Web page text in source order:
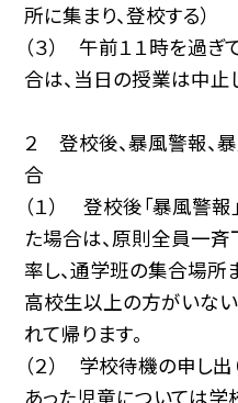
所に集まり、登校する）
（３） 午前１１時を過
合は、当日の授業は中止
２ 登校後、暴風警報、
合
（１） 登校後「暴風警報
た場合は、原則全員一斉
率し、通学班の集合場所
高校生以上の方がいな
れて帰ります。
（２） 学校待機の申し
あった児童については学